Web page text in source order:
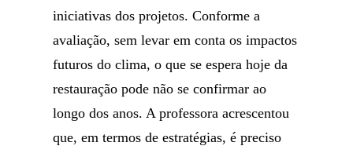
iniciativas dos projetos. Conforme a
avaliação, sem levar em conta os impactos
futuros do clima, o que se espera hoje da
restauração pode não se confirmar ao
longo dos anos. A professora acrescentou
que, em termos de estratégias, é preciso